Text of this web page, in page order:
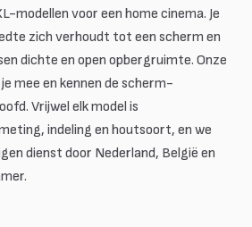
modellen voor een home cinema. Je
zich verhoudt tot een scherm en
dichte en open opbergruimte. Onze
mee en kennen de scherm-
Vrijwel elk model is
indeling en houtsoort, en we
dienst door Nederland, België en